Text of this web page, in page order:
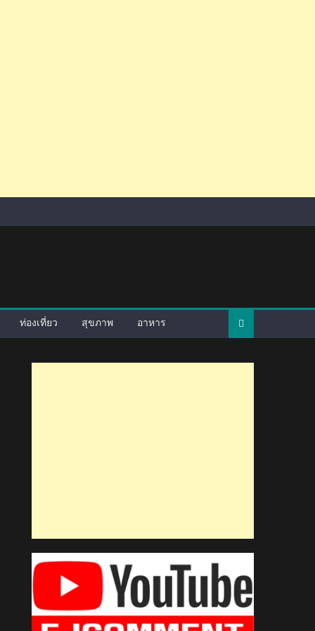
ท่องเที่ยว สุขภาพ อาหาร